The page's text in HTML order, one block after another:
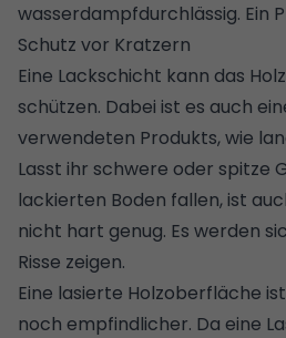
wasserdampfdurchlässig. Ein
Schutz vor Kratzern
Eine Lackschicht kann das
schützen. Dabei ist es auch
verwendeten Produkts, wie
Lasst ihr schwere oder spitze
lackierten Boden fallen, ist
nicht hart genug. Es werden
Risse zeigen.
Eine lasierte Holzoberfläche
noch empfindlicher. Da eine